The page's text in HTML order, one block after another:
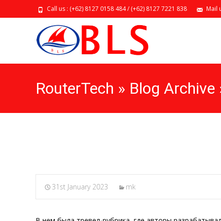
Call us : (+62) 8127 0158 484 / (+62) 8127 7221 838 Mail
RouterTech » Blog
31st January 2023 mk